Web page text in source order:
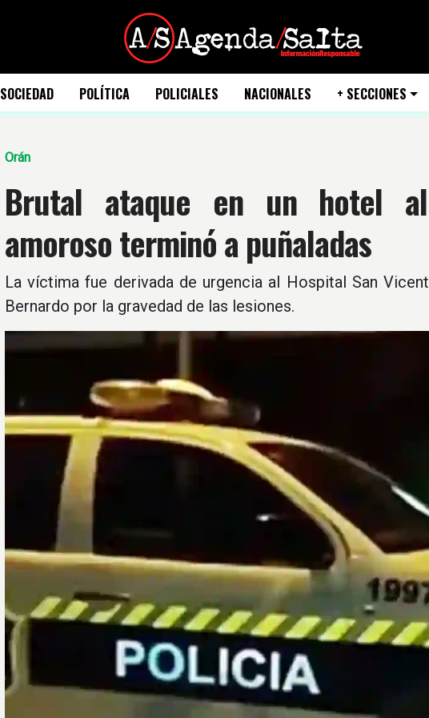
SOCIEDAD POLÍTICA POLICIALES NACIONALES + SECCIONES
Orán
Brutal ataque en un hotel
amoroso terminó a puñaladas
La víctima fue derivada de urgencia al Hospital San
Bernardo por la gravedad de las lesiones.